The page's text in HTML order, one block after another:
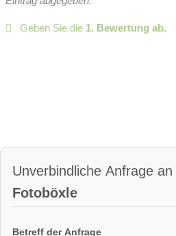
Geben Sie die 1. Bewertung ab.
Unverbindliche Anfrage an
Fotoböxle
Betreff der Anfrage